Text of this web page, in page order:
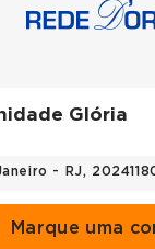
Glória
- RJ,
Marque uma